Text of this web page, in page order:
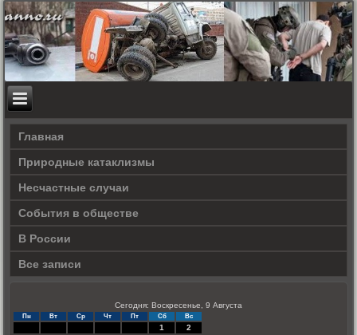
Главная
Природные катаклизмы
Несчастные случаи
События в обществе
В России
Все записи
Сегодня: Воскресенье, 9 Августа
Пн Вт Ср Чт Пт Сб Вс
1
2